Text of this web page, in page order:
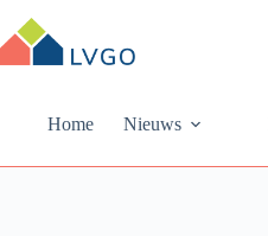
naar
de
Home Nieuws